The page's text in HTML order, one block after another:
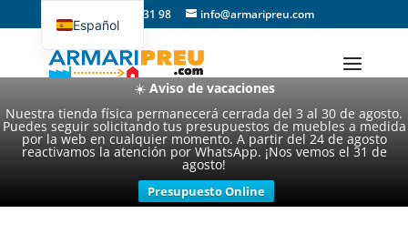
☀️ Aviso de vacaciones
Nuestra tienda física permanecerá cerrada del 3 al 30 de agosto.
Puedes seguir solicitando tus presupuestos de muebles a medida
por la web en cualquier momento. A partir del 24 de agosto
reactivamos la atención por WhatsApp. ¡Nos vemos el 31 de
agosto!
Presupuesto Online
93 357 31 98 info@armaripreu.com
Español
Català